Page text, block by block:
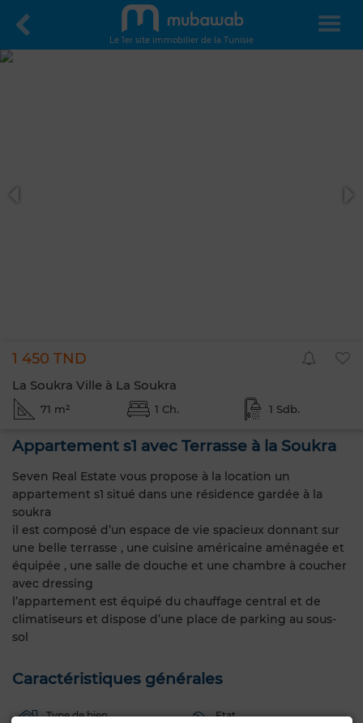
Le 1er site immobilier de la Tunisie
1 450 TND
La Soukra Ville à La Soukra
71 m² 1 Ch. 1 Sdb.
Appartement s1 avec Terrasse à la Soukra
Seven Real Estate vous propose à la location un
appartement s1 situé dans une résidence gardée à la
soukra
il est composé d’un espace de vie spacieux donnant sur
une belle terrasse , une cuisine américaine aménagée et
équipée , une salle de douche et une chambre à coucher
avec dressing
l’appartement est équipé du chauffage central et de
climatiseurs et dispose d’une place de parking au sous-
sol
Caractéristiques générales
Type de bien Etat